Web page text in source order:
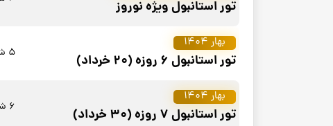
تور استانبول ویژه نوروز
بهار 1404
تور استانبول 6 روزه (20 خرداد) 5 شب
بهار 1404
تور استانبول 7 روزه (30 خرداد) 6 شب